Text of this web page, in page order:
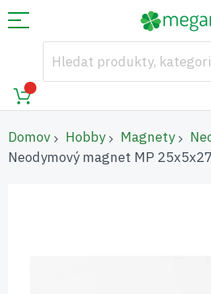
Domov Hobby Magnety
Neodymový magnet MP